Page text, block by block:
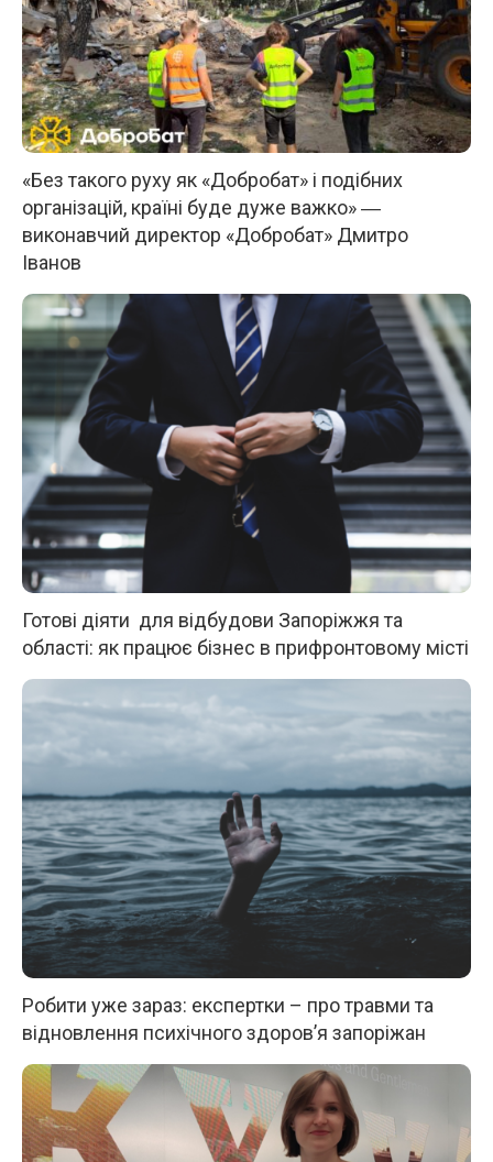
«Без такого руху як «Добробат» і подібних
організацій, країні буде дуже важко» ―
виконавчий директор «Добробат» Дмитро
Іванов
Готові діяти для відбудови Запоріжжя та
області: як працює бізнес в прифронтовому місті
Робити уже зараз: експертки – про травми та
відновлення психічного здоров’я запоріжан